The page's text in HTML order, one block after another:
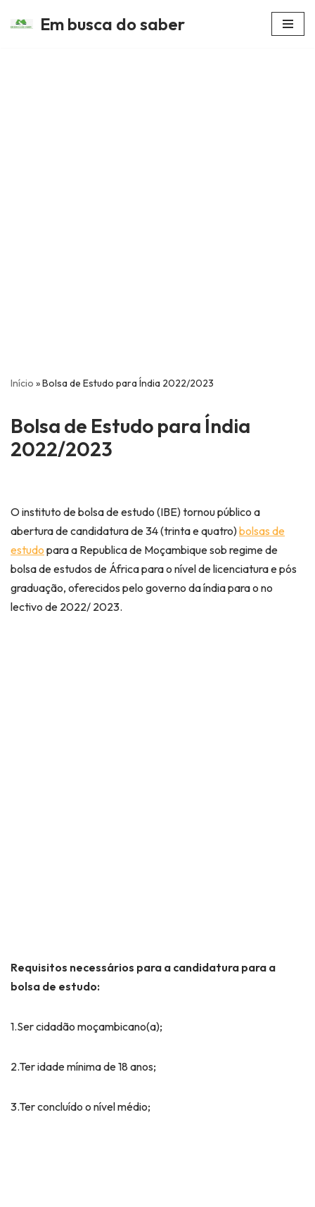
Em busca do saber
Início »Bolsa de Estudo para Índia 2022/2023
Bolsa de Estudo para Índia
2022/2023
O instituto de bolsa de estudo (IBE) tornou público a
abertura de candidatura de 34 (trinta e quatro)bolsas de
estudo para a Republica de Moçambique sob regime de
bolsa de estudos de África para o nível de licenciatura e pós
graduação, oferecidos pelo governo da índia para o no
lectivo de 2022/ 2023.
Requisitos necessários para a candidatura para a
bolsa de estudo:
1.Ser cidadão moçambicano(a);
2.Ter idade mínima de 18 anos;
3.Ter concluído o nível médio;